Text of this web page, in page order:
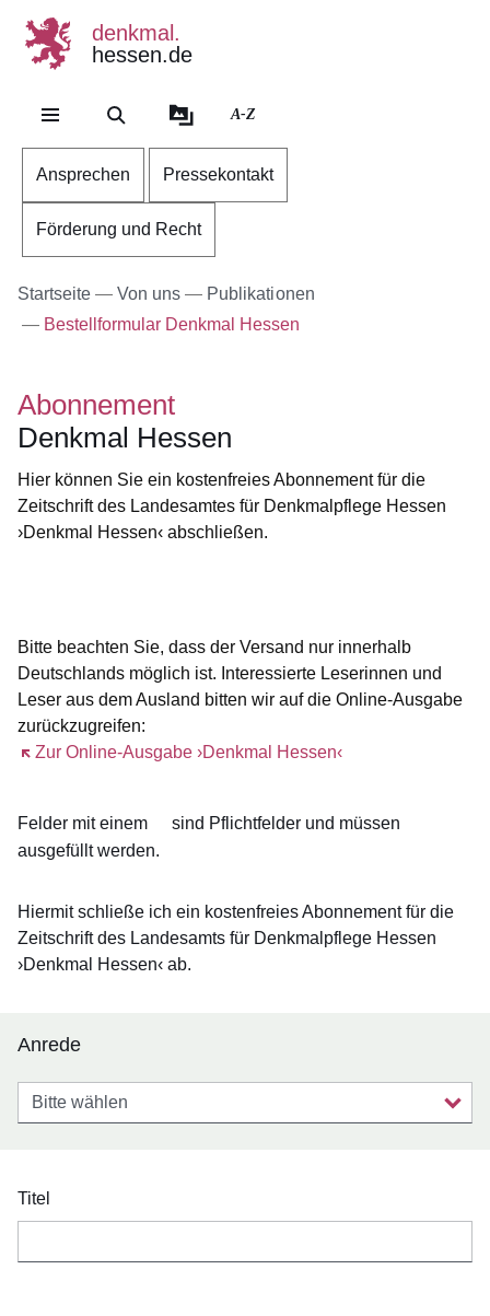
denkmal.
hessen.de
A-Z
Ansprechen Pressekontakt
Förderung und Recht
Startseite Von uns
Publikationen
Bestellformular Denkmal Hessen
Abonnement
Denkmal Hessen
Hier können Sie ein kostenfreies Abonnement für die
Zeitschrift des Landesamtes für Denkmalpflege Hessen
›Denkmal Hessen‹ abschließen.
Bitte beachten Sie, dass der Versand nur innerhalb
Deutschlands möglich ist. Interessierte Leserinnen und
Leser aus dem Ausland bitten wir auf die Online-Ausgabe
zurückzugreifen:
Zur Online-Ausgabe ›Denkmal Hessen‹
Öffnet sich in einem neuen Fenster
Felder mit einem
sind Pflichtfelder und müssen
ausgefüllt werden.
Hiermit schließe ich ein kostenfreies Abonnement für die
Zeitschrift des Landesamts für Denkmalpflege Hessen
›Denkmal Hessen‹ ab.
Anrede
Anrede
Titel